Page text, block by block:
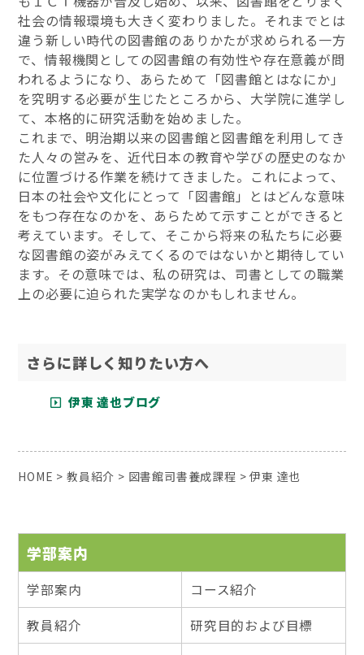
社会の情報環境も大きく変わりました。それまでとは
違う新しい時代の図書館のありかたが求められる一方
で、情報機関としての図書館の有効性や存在意義が問
われるようになり、あらためて「図書館とはなにか」
を究明する必要が生じたところから、大学院に進学し
て、本格的に研究活動を始めました。
これまで、明治期以来の図書館と図書館を利用してき
た人々の営みを、近代日本の教育や学びの歴史のなか
に位置づける作業を続けてきました。これによって、
日本の社会や文化にとって「図書館」とはどんな意味
をもつ存在なのかを、あらためて示すことができると
考えています。そして、そこから将来の私たちに必要
な図書館の姿がみえてくるのではないかと期待してい
ます。その意味では、私の研究は、司書としての職業
上の必要に迫られた実学なのかもしれません。
さらに詳しく知りたい方へ
伊東 達也ブログ
HOME > 教員紹介 > 図書館司書養成課程 >伊東 達也
学部案内
学部案内
コース紹介
教員紹介
研究目的および目標